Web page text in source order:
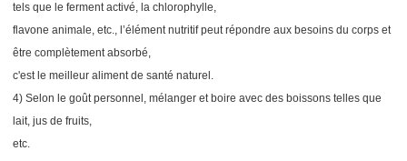
tels que le ferment activé, la chlorophylle,
flavone animale, etc., l’élément nutritif peut répondre aux besoins du corps et
être complètement absorbé,
c'est le meilleur aliment de santé naturel.
4) Selon le goût personnel, mélanger et boire avec des boissons telles que
lait, jus de fruits,
etc.